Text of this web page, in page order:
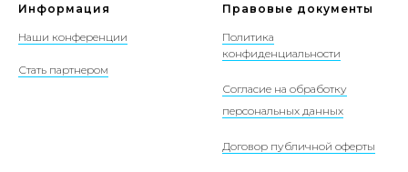
Информация
Наши конференции
Стать партнером
Правовые документы
Политика
конфиденциальности
Согласие на обработку
персональных данных
Договор публичной оферты